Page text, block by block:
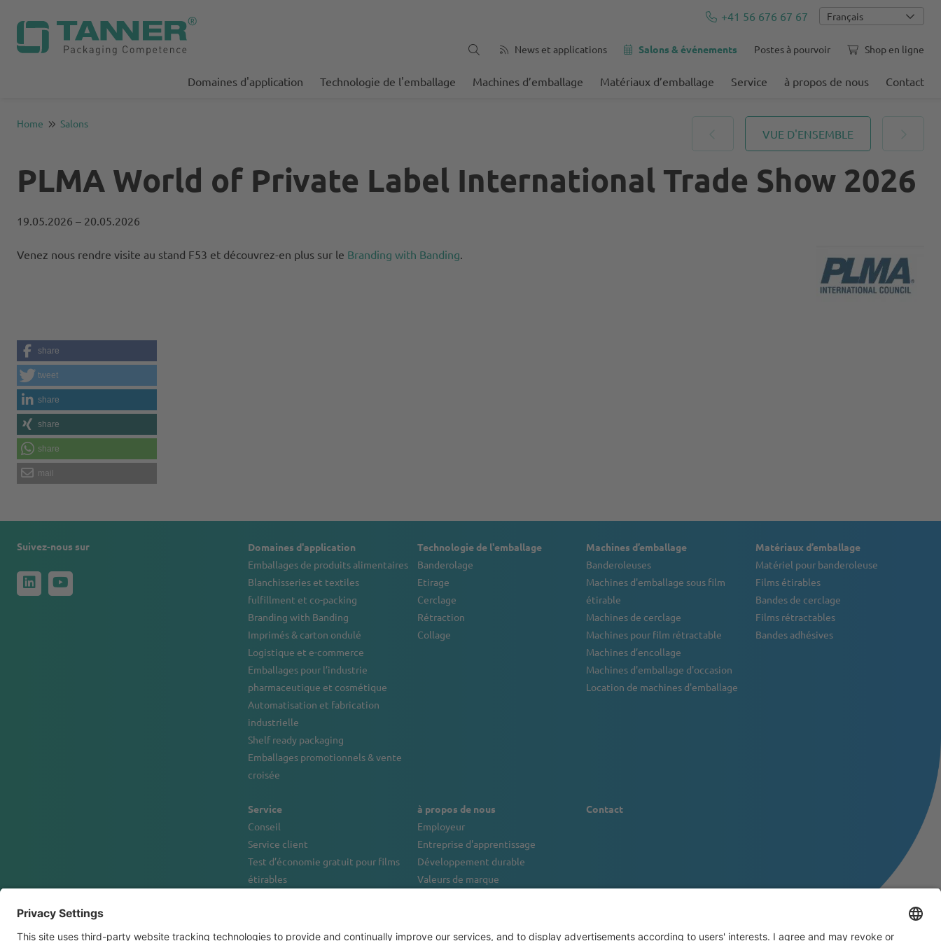
+41 56 676 67 67 Français
News et applications Salons & événements Postes à pourvoir Shop en ligne
Domaines d'application Technologie de l'emballage Machines d’emballage Matériaux d’emballage Service à propos de nous Contact
Home Salons
VUE D'ENSEMBLE
PLMA World of Private Label International Trade Show 2026
19.05.2026 – 20.05.2026
Venez nous rendre visite au stand F53 et découvrez-en plus sur le Branding with Banding.
share
tweet
share
share
share
mail
Suivez-nous sur
Domaines d'application
Emballages de produits alimentaires
Blanchisseries et textiles
fulfillment et co-packing
Branding with Banding
Imprimés & carton ondulé
Logistique et e-commerce
Emballages pour l’industrie
pharmaceutique et cosmétique
Automatisation et fabrication
industrielle
Shelf ready packaging
Emballages promotionnels & vente
croisée
Technologie de l'emballage
Banderolage
Etirage
Cerclage
Rétraction
Collage
Machines d’emballage
Banderoleuses
Machines d'emballage sous film
étirable
Machines de cerclage
Machines pour film rétractable
Machines d’encollage
Machines d'emballage d'occasion
Location de machines d'emballage
Matériaux d’emballage
Matériel pour banderoleuse
Films étirables
Bandes de cerclage
Films rétractables
Bandes adhésives
Service
Conseil
Service client
Test d’économie gratuit pour films
étirables
Centre de Solutions
à propos de nous
Employeur
Entreprise d'apprentissage
Développement durable
Valeurs de marque
Contact